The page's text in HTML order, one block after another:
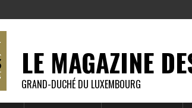
LE MAGAZINE
GRAND-DUCHÉ DU LUXEMBOURG